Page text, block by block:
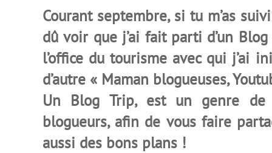
Courant septembre, si tu m’as
dû voir que j’ai fait parti d’un
l’office du tourisme avec qui j’ai
d’autre « Maman blogueuses,
Un Blog Trip, est un genre
blogueurs, afin de vous faire
aussi des bons plans !